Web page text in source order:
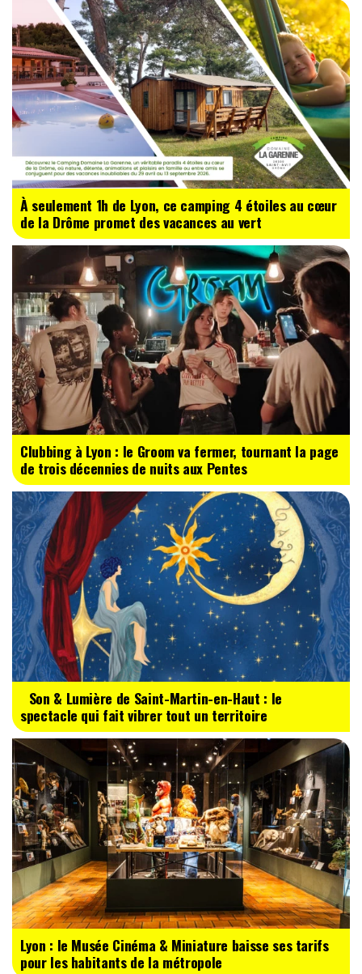
À seulement 1h de Lyon, ce camping 4 étoiles au cœur
de la Drôme promet des vacances au vert
Clubbing à Lyon : le Groom va fermer, tournant la page
de trois décennies de nuits aux Pentes
Son & Lumière de Saint-Martin-en-Haut : le
spectacle qui fait vibrer tout un territoire
Lyon : le Musée Cinéma & Miniature baisse ses tarifs
pour les habitants de la métropole